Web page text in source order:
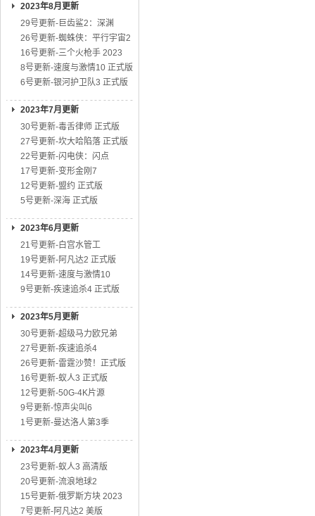
2023年8月更新
29号更新-巨齿鲨2：深渊
26号更新-蜘蛛侠：平行宇宙2
16号更新-三个火枪手 2023
8号更新-速度与激情10 正式版
6号更新-银河护卫队3 正式版
2023年7月更新
30号更新-毒舌律师 正式版
27号更新-坎大哈陷落 正式版
22号更新-闪电侠：闪点
17号更新-变形金刚7
12号更新-盟约 正式版
5号更新-深海 正式版
2023年6月更新
21号更新-白宫水管工
19号更新-阿凡达2 正式版
14号更新-速度与激情10
9号更新-疾速追杀4 正式版
2023年5月更新
30号更新-超级马力欧兄弟
27号更新-疾速追杀4
26号更新-雷霆沙赞！正式版
16号更新-蚁人3 正式版
12号更新-50G-4K片源
9号更新-惊声尖叫6
1号更新-曼达洛人第3季
2023年4月更新
23号更新-蚁人3 高清版
20号更新-流浪地球2
15号更新-俄罗斯方块 2023
7号更新-阿凡达2 美版